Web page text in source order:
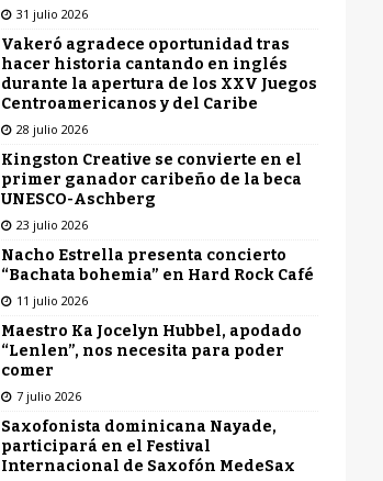
31 julio 2026
Vakeró agradece oportunidad tras
hacer historia cantando en inglés
durante la apertura de los XXV Juegos
Centroamericanos y del Caribe
28 julio 2026
Kingston Creative se convierte en el
primer ganador caribeño de la beca
UNESCO-Aschberg
23 julio 2026
Nacho Estrella presenta concierto
“Bachata bohemia” en Hard Rock Café
11 julio 2026
Maestro Ka Jocelyn Hubbel, apodado
“Lenlen”, nos necesita para poder
comer
7 julio 2026
Saxofonista dominicana Nayade,
participará en el Festival
Internacional de Saxofón MedeSax